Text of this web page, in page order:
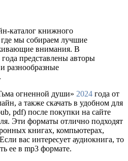
каталог книжного
где мы собираем лучшие
внимания. В
представлены авторы
разнообразные
огненной души» 2024 года от
а также скачать в удобном для
pdf) после покупки на сайте
Эти форматы отлично подходят
книгах, компьютерах,
вас интересует аудиокнига, то
ее в mp3 формате.